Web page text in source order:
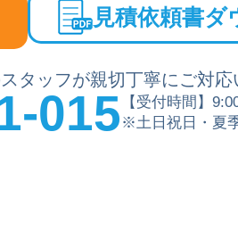
見積依頼書ダ
タッフが親切丁寧にご対応
015
【受付時間】
※土日祝日・夏